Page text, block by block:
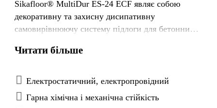
Sikafloor® MultiDur ES-24 ECF являє собою
декоративну та захисну дисипативну
самовирівнюючу систему підлоги для бетонних
середньо важкого зносу.
Читати більше
Електростатичний, електропровідний
Гарна хімічна і механічна стійкість